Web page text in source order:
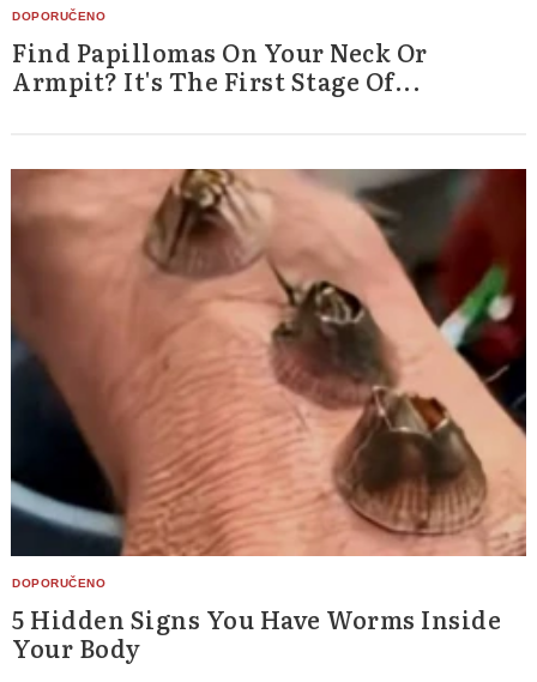
Find Papillomas On Your Neck Or
Armpit? It's The First Stage Of...
5 Hidden Signs You Have Worms Inside
Your Body